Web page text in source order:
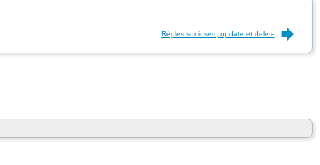
Règles sur insert, update et delete